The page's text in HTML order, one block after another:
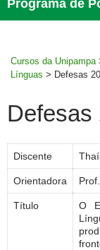
Cursos da Unipampa
Línguas > Defesas
Defesas
Discente
Orientadora
Título
O